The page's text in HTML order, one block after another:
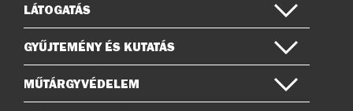
LÁTOGATÁS
GYŰJTEMÉNY ÉS KUTATÁS
MŰTÁRGYVÉDELEM